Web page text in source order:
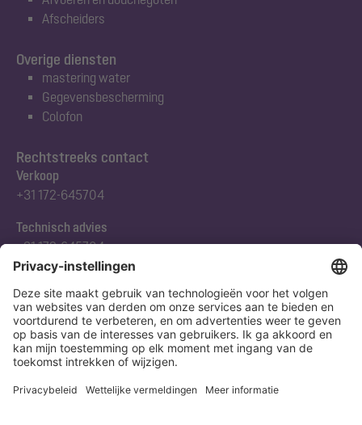
Afscheiders
Rechtstreeks contact
Verkoop
+31 172-645704
Technisch advies
+31 172-645704
Abonneert u zich op onze nieuwsbrief
Nu aanmelden
Overige diensten
mastering water
Gegevensbescherming
Colofon